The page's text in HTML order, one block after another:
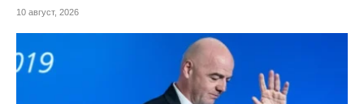
10 август, 2026